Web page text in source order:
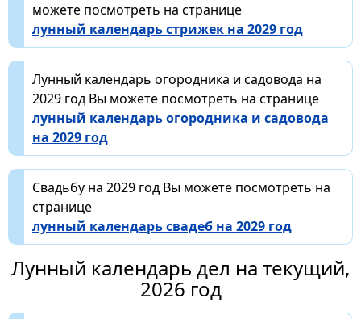
можете посмотреть на странице
лунный календарь стрижек на 2029 год
Лунный календарь огородника и садовода на
2029 год Вы можете посмотреть на странице
лунный календарь огородника и садовода
на 2029 год
Свадьбу на 2029 год Вы можете посмотреть на
странице
лунный календарь свадеб на 2029 год
Лунный календарь дел на текущий,
2026 год